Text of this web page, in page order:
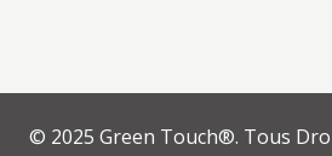
© 2025 Green Touch®. Tous